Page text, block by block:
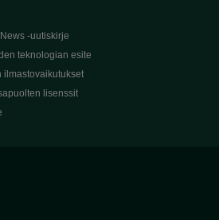
-uutiskirje
teknologian esite
ilmastovaikutukset
lisenssit